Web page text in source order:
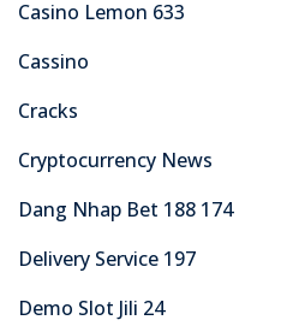
Casino Lemon 633
Cassino
Cracks
Cryptocurrency News
Dang Nhap Bet 188 174
Delivery Service 197
Demo Slot Jili 24